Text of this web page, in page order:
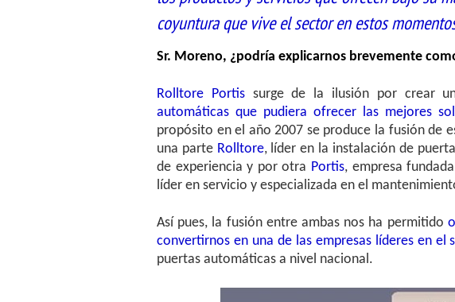
coyuntura que vive el sector en estos
Sr. Moreno, ¿podría explicarnos brevemente
Rolltore Portissurge de la ilusión por crear
automáticas que pudiera ofrecer las mejores
propósito en el año 2007 se produce la fusión de
una parte Rolltore, líder en la instalación de
de experiencia y por otra Portis, empresa
líder en servicio y especializada en el
Así pues, la fusión entre ambas nos ha permitido
convertirnos en una de las empresas líderes en el
puertas automáticas a nivel nacional.